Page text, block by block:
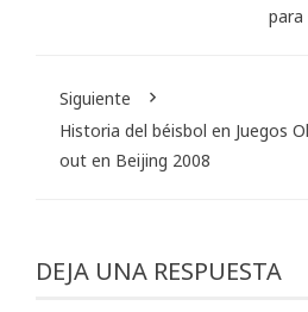
para
Siguiente
Historia del béisbol en Juegos
out en Beijing 2008
DEJA UNA RESPUESTA